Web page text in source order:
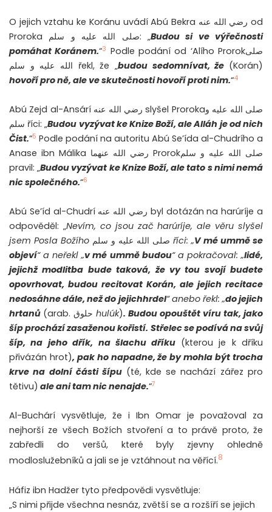
O jejich vztahu ke Koránu uvádí Abú Bekra رضي الله عنه od
Proroka صلى الله عليه و سلم: „Budou si ve výřečnosti
pomáhat Koránem.“3 Podle podání od ‘Alího Prorokصلى
الله عليه و سلم řekl, že „budou sedomnívat, že (Korán)
hovoří pro ně, ale ve skutečnosti hovoří proti nim.“4
Abú Zejd al-Ansárí رضي الله عنه slyšel Prorokaصلى الله عليه و
سلم říci: „Budou vyzývat ke Knize Boží, ale Alláh je od nich
Čist.“5 Podle podání na autoritu Abú Se’ída al-Chudrího a
Anase ibn Málika رضي الله عنهما Prorokصلى الله عليه و سلم
pravil: „Budou vyzývat ke Knize Boží, ale tato s nimi nemá
nic společného.“6
Abú Se’íd al-Chudrí رضي الله عنه byl dotázán na harúríje a
odpověděl: „Nevím, co jsou zač harúríje, ale věru slyšel
jsem Posla Božího
říci: „V mé ummě se
objeví“ a neřekl „v mé ummě budou“ a pokračoval: „lidé,
jejichž modlitba bude taková, že vy tou svojí budete
opovrhovat, budou recitovat Korán, ale jejich recitace
nedosáhne dále, než do jejichhrdel“ anebo řekl: „do jejich
hrtanů
hulúk). Budou opouštět víru tak, jako
šíp prochází zasaženou kořistí. Střelec se podívá na svůj
šíp, na jeho dřík, na šlachu dříku (kterou je k dříku
přivázán hrot), pak ho napadne, že by mohla být trocha
krve na dolní části šípu (té, kde se nachází zářez pro
tětivu) ale ani tam nic nenajde.“7
Al-Buchárí vysvětluje, že i Ibn Omar je považoval za
nejhorší ze všech Božích stvoření a to právě proto, že
zabředli do veršů, které byly zjevny ohledně
modloslužebníků a jali se je vztáhnout na věřící.8
Háfiz ibn Hadžer tyto předpovědi vysvětluje:
„S nimi přijde všechna nesnáz, zvětší se a rozšíří se jejich